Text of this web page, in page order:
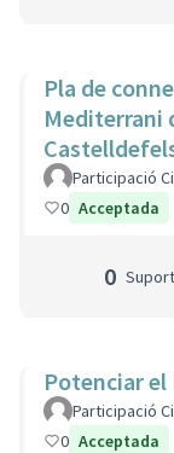
Pla de
Mediterrani
Participació
0 Acceptada
0
Potenciar el
Participació
0 Acceptada